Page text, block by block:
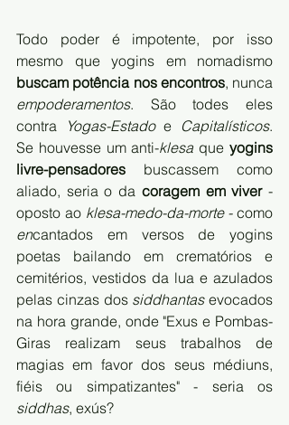
Todo poder é impotente, por isso
buscam potência nos encontros
empoderamentos. São todes eles
contra
Yogas-Estado e Capitalísticos.
Se houvesse um anti-klesa que yogins
livre-pensadores buscassem como
aliado, seria o da coragem em viver -
oposto ao klesa-medo-da-morte -
encantados em versos de yogins
poetas bailando em crematórios e
cemitérios, vestidos da lua e azulados
pelas cinzas dos siddhantas evocados
na hora grande, onde "Exus e Pombas-
Giras realizam seus trabalhos de
magias em favor dos seus médiuns,
siddhas, exús?